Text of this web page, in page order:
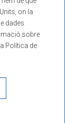
Solutions
on la
dades
sobre
Política de